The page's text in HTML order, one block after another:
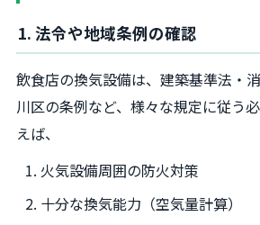
1. 法令や地域条例の確認
飲食店の換気設備は、建築基準法・
川区の条例など、様々な規定に従う
えば、
火気設備周囲の防火対策
十分な換気能力（空気量計算）